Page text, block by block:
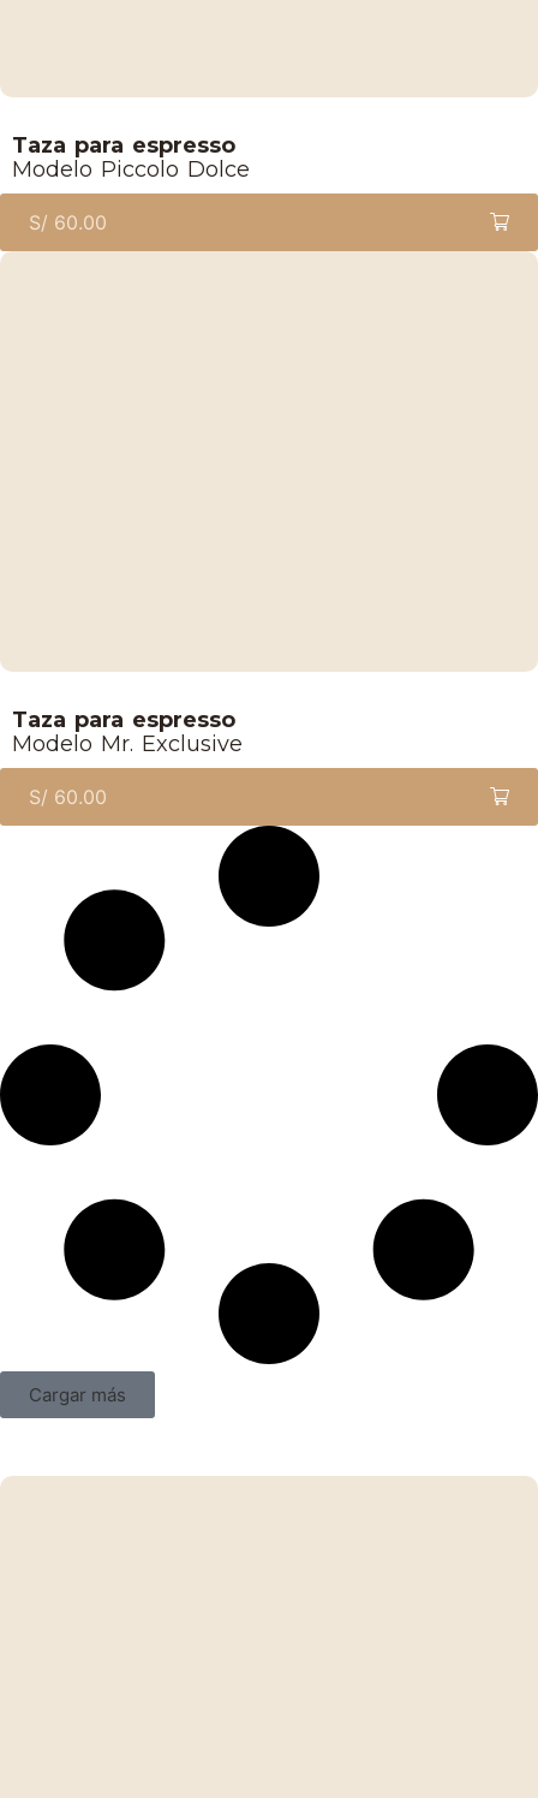
Taza para espresso
Modelo Piccolo Dolce
S/ 60.00
Taza para espresso
Modelo Mr. Exclusive
S/ 60.00
Cargar más